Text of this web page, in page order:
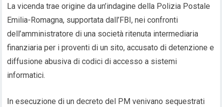
La vicenda trae origine da un’indagine della Polizia Postale
Emilia-Romagna, supportata dall’FBI, nei confronti
dell’amministratore di una società ritenuta intermediaria
finanziaria per i proventi di un sito, accusato di detenzione e
diffusione abusiva di codici di accesso a sistemi
informatici.
In esecuzione di un decreto del PM venivano sequestrati